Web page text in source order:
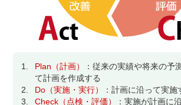
1. Plan（計画）
：従来の実績や将来の予
て計画を作成する
2.
Do（実施・実行）
：計画に沿って実施
3.
Check（点検・評価）
：実施が計画に